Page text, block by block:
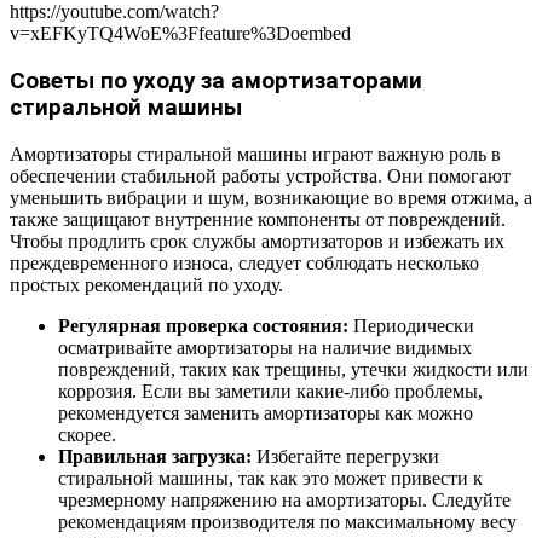
https://youtube.com/watch?
v=xEFKyTQ4WoE%3Ffeature%3Doembed
Советы по уходу за амортизаторами
стиральной машины
Амортизаторы стиральной машины играют важную роль в
обеспечении стабильной работы устройства. Они помогают
уменьшить вибрации и шум, возникающие во время отжима, а
также защищают внутренние компоненты от повреждений.
Чтобы продлить срок службы амортизаторов и избежать их
преждевременного износа, следует соблюдать несколько
простых рекомендаций по уходу.
Регулярная проверка состояния: Периодически
осматривайте амортизаторы на наличие видимых
повреждений, таких как трещины, утечки жидкости или
коррозия. Если вы заметили какие-либо проблемы,
рекомендуется заменить амортизаторы как можно
скорее.
Правильная загрузка: Избегайте перегрузки
стиральной машины, так как это может привести к
чрезмерному напряжению на амортизаторы. Следуйте
рекомендациям производителя по максимальному весу